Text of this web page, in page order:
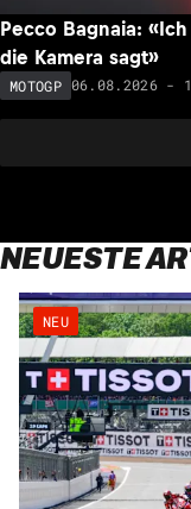
Pecco Bagnaia:
die Kamera sagt»
MOTOGP 06.08.2026 -
NEUESTE
NEU